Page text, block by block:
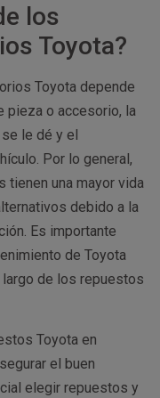
los
Toyota?
Toyota depende
pieza o accesorio, la
le dé y el
Por lo general,
una mayor vida
debido a la
Es importante
de Toyota
de los repuestos
Toyota en
el buen
elegir repuestos y